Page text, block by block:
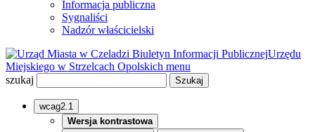
Informacja publiczna
Sygnaliści
Nadzór właścicielski
Biuletyn Informacji PublicznejUrzędu
Miejskiego w Strzelcach Opolskich menu
szukaj
wcag2.1
Wersja kontrastowa